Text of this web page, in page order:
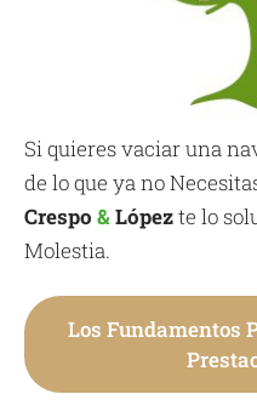
Si quieres vaciar una
de lo que ya no
Crespo &Lópezte lo
Molestia.
Los Fundamentos